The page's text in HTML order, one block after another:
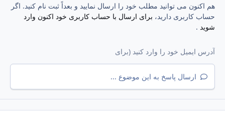
هم اکنون می توانید مطلب خود را ارسال نمایید و بعداً ثبت نام کنید. اگر
حساب کاربری دارید، برای ارسال با حساب کاربری خود اکنون وارد
شوید .
ارسال پاسخ به این موضوع ...